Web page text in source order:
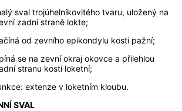
sval trojúhelníkovitého tvaru, uložený na
zadní straně lokte;
od zevního epikondylu kosti pažní;
se na zevní okraj okovce a přilehlou
stranu kosti loketní;
extenze v loketním kloubu.
SVAL